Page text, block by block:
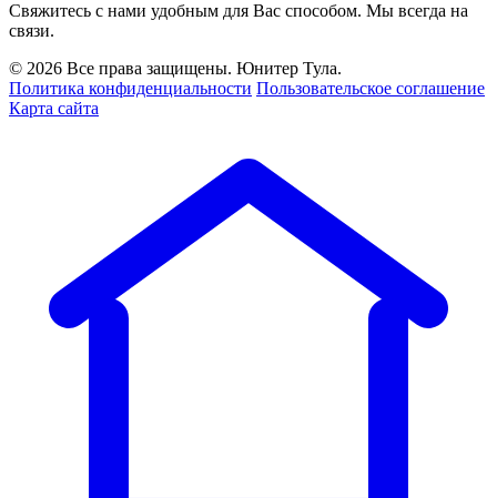
Свяжитесь с нами удобным для Вас способом. Мы всегда на
связи.
© 2026 Все права защищены. Юнитер Тула.
Политика конфиденциальности Пользовательское соглашение
Карта сайта